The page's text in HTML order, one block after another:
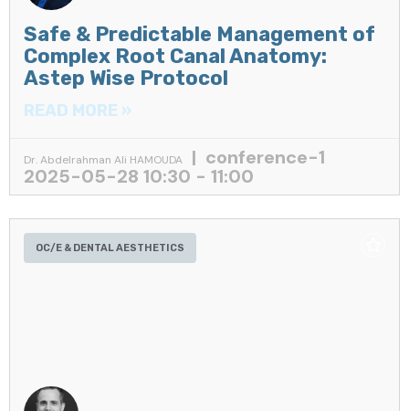
Safe & Predictable Management of
Complex Root Canal Anatomy:
Astep Wise Protocol
READ MORE »
Dr. Abdelrahman Ali HAMOUDA
conference-1
2025-05-28 10:30 - 11:00
OC/E & DENTAL AESTHETICS